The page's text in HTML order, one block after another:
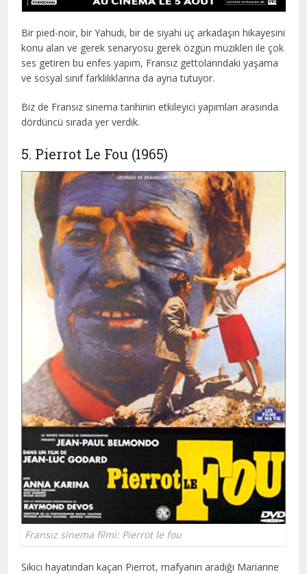
Bir pied-noir, bir Yahudi, bir de siyahi üç arkadaşın hikayesini
konu alan ve gerek senaryosu gerek özgün müzikleri ile çok
ses getiren bu enfes yapım, Fransız gettolarındaki yaşama
ve sosyal sınıf farklılıklarına da ayna tutuyor.
Biz de Fransız sinema tarihinin etkileyici yapımları arasında
dördüncü sırada yer verdik.
5. Pierrot Le Fou (1965)
Fransız sinema filmi: Pierrot le fou
Sıkıcı hayatından kaçan Pierrot, mafyanın aradığı Marianne